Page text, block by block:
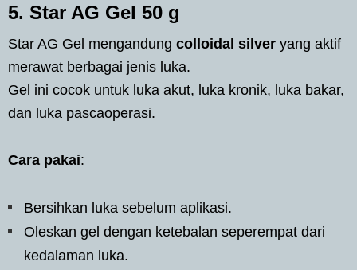
5. Star AG Gel 50 g
Star AG Gel mengandung colloidal silver yang aktif
merawat berbagai jenis luka.
Gel ini cocok untuk luka akut, luka kronik, luka bakar,
dan luka pascaoperasi.
Cara pakai:
Bersihkan luka sebelum aplikasi.
Oleskan gel dengan ketebalan seperempat dari
kedalaman luka.